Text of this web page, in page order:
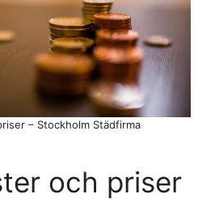
– Stockholm Städfirma
och priser